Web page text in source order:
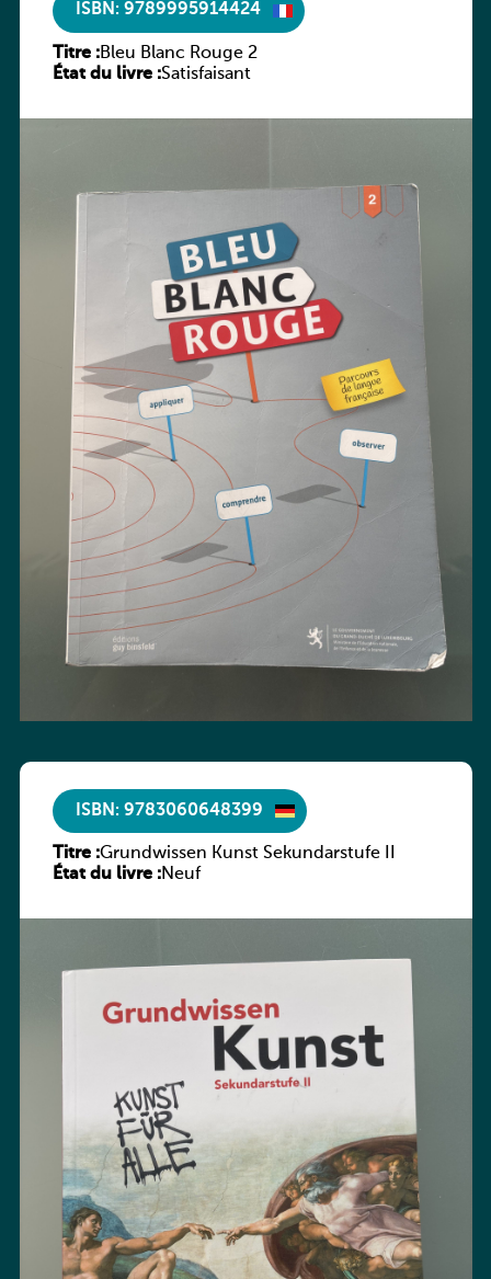
ISBN: 9789995914424
Titre :Bleu Blanc Rouge 2
État du livre :Satisfaisant
ISBN: 9783060648399
Titre :Grundwissen Kunst Sekundarstufe II
État du livre :Neuf